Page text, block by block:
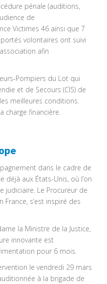
pénale (auditions,
de
Victimes 46 ainsi que 7
volontaires ont suivi
afin
Pompiers du Lot qui
et de Secours (CIS) de
meilleures conditions.
charge financière.
dans le cadre de
aux États-Unis, où l’on
judiciaire. Le Procureur de
France, s’est inspiré des
la Ministre de la Justice,
innovante est
pour 6 mois.
le vendredi 29 mars
à la brigade de